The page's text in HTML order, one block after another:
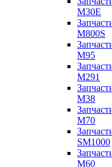
M30E
M800S
M95
M291
M38
M70
SM1000
M60